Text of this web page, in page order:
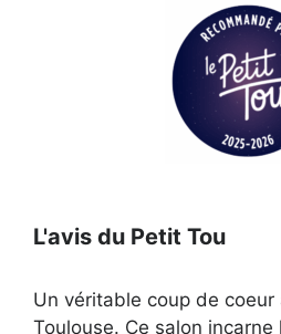
L'avis du Petit Tou
Un véritable coup de coeur
Toulouse. Ce salon